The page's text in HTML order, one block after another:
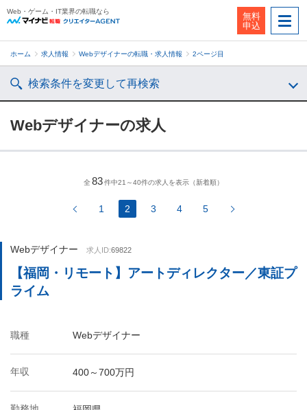
Web・ゲーム・IT業界の転職なら
無料
申込
ホーム 求人情報 Webデザイナーの転職・求人情報 2ページ目
検索条件を変更して再検索
Webデザイナーの求人
全83件中21～40件の求人を表示（新着順）
1 2 3 4 5
Webデザイナー 求人ID:69822
【福岡・リモート】アートディレクター／東証プ
ライム
職種 Webデザイナー
年収 400～700万円